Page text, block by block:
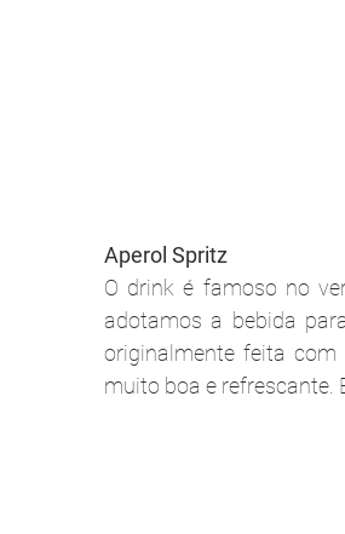
Aperol Spritz
O drink é famoso no
adotamos a bebida
originalmente feita com
muito boa e refrescante.